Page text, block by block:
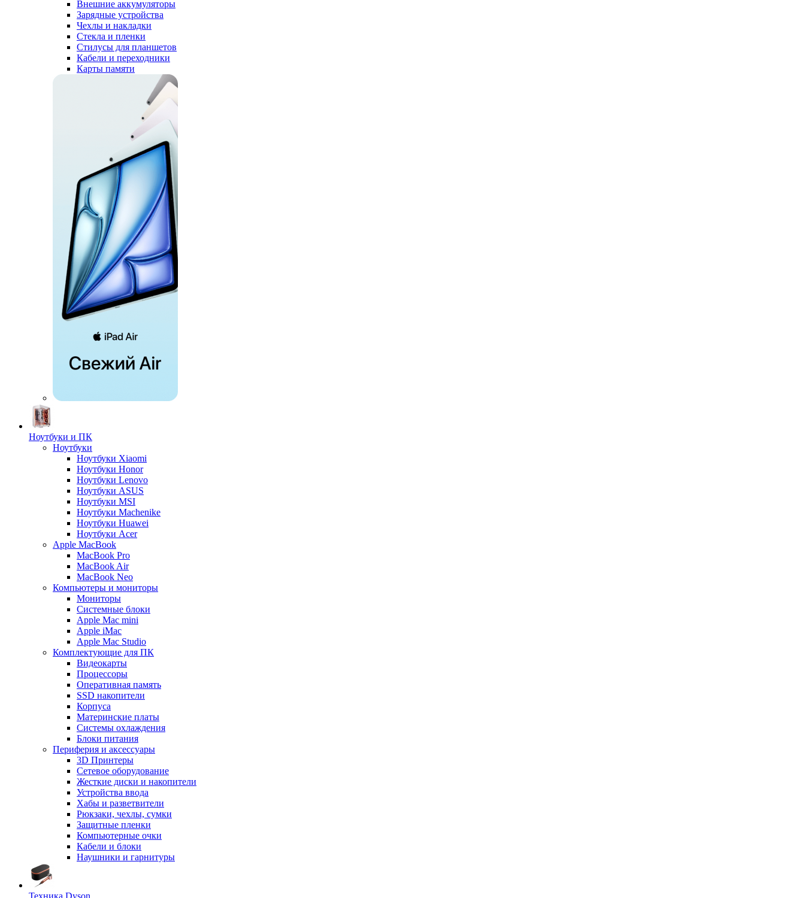
Внешние аккумуляторы
Зарядные устройства
Чехлы и накладки
Стекла и пленки
Стилусы для планшетов
Кабели и переходники
Карты памяти
Ноутбуки и ПК
Ноутбуки
Ноутбуки Xiaomi
Ноутбуки Honor
Ноутбуки Lenovo
Ноутбуки ASUS
Ноутбуки MSI
Ноутбуки Machenike
Ноутбуки Huawei
Ноутбуки Acer
Apple MacBook
MacBook Pro
MacBook Air
MacBook Neo
Компьютеры и мониторы
Мониторы
Системные блоки
Apple Mac mini
Apple iMac
Apple Mac Studio
Комплектующие для ПК
Видеокарты
Процессоры
Оперативная память
SSD накопители
Корпуса
Материнские платы
Системы охлаждения
Блоки питания
Периферия и аксессуары
3D Принтеры
Сетевое оборудование
Жесткие диски и накопители
Устройства ввода
Хабы и разветвители
Рюкзаки, чехлы, сумки
Защитные пленки
Компьютерные очки
Кабели и блоки
Наушники и гарнитуры
Техника Dyson